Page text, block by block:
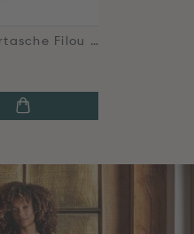
Schultertasche Filou Groß Blau